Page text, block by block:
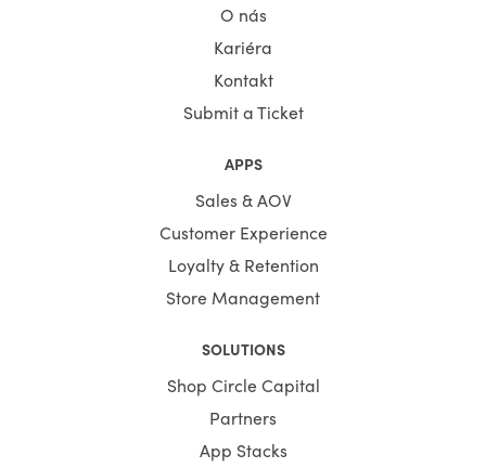
O nás
Kariéra
Kontakt
Submit a Ticket
APPS
Sales & AOV
Customer Experience
Loyalty & Retention
Store Management
SOLUTIONS
Shop Circle Capital
Partners
App Stacks